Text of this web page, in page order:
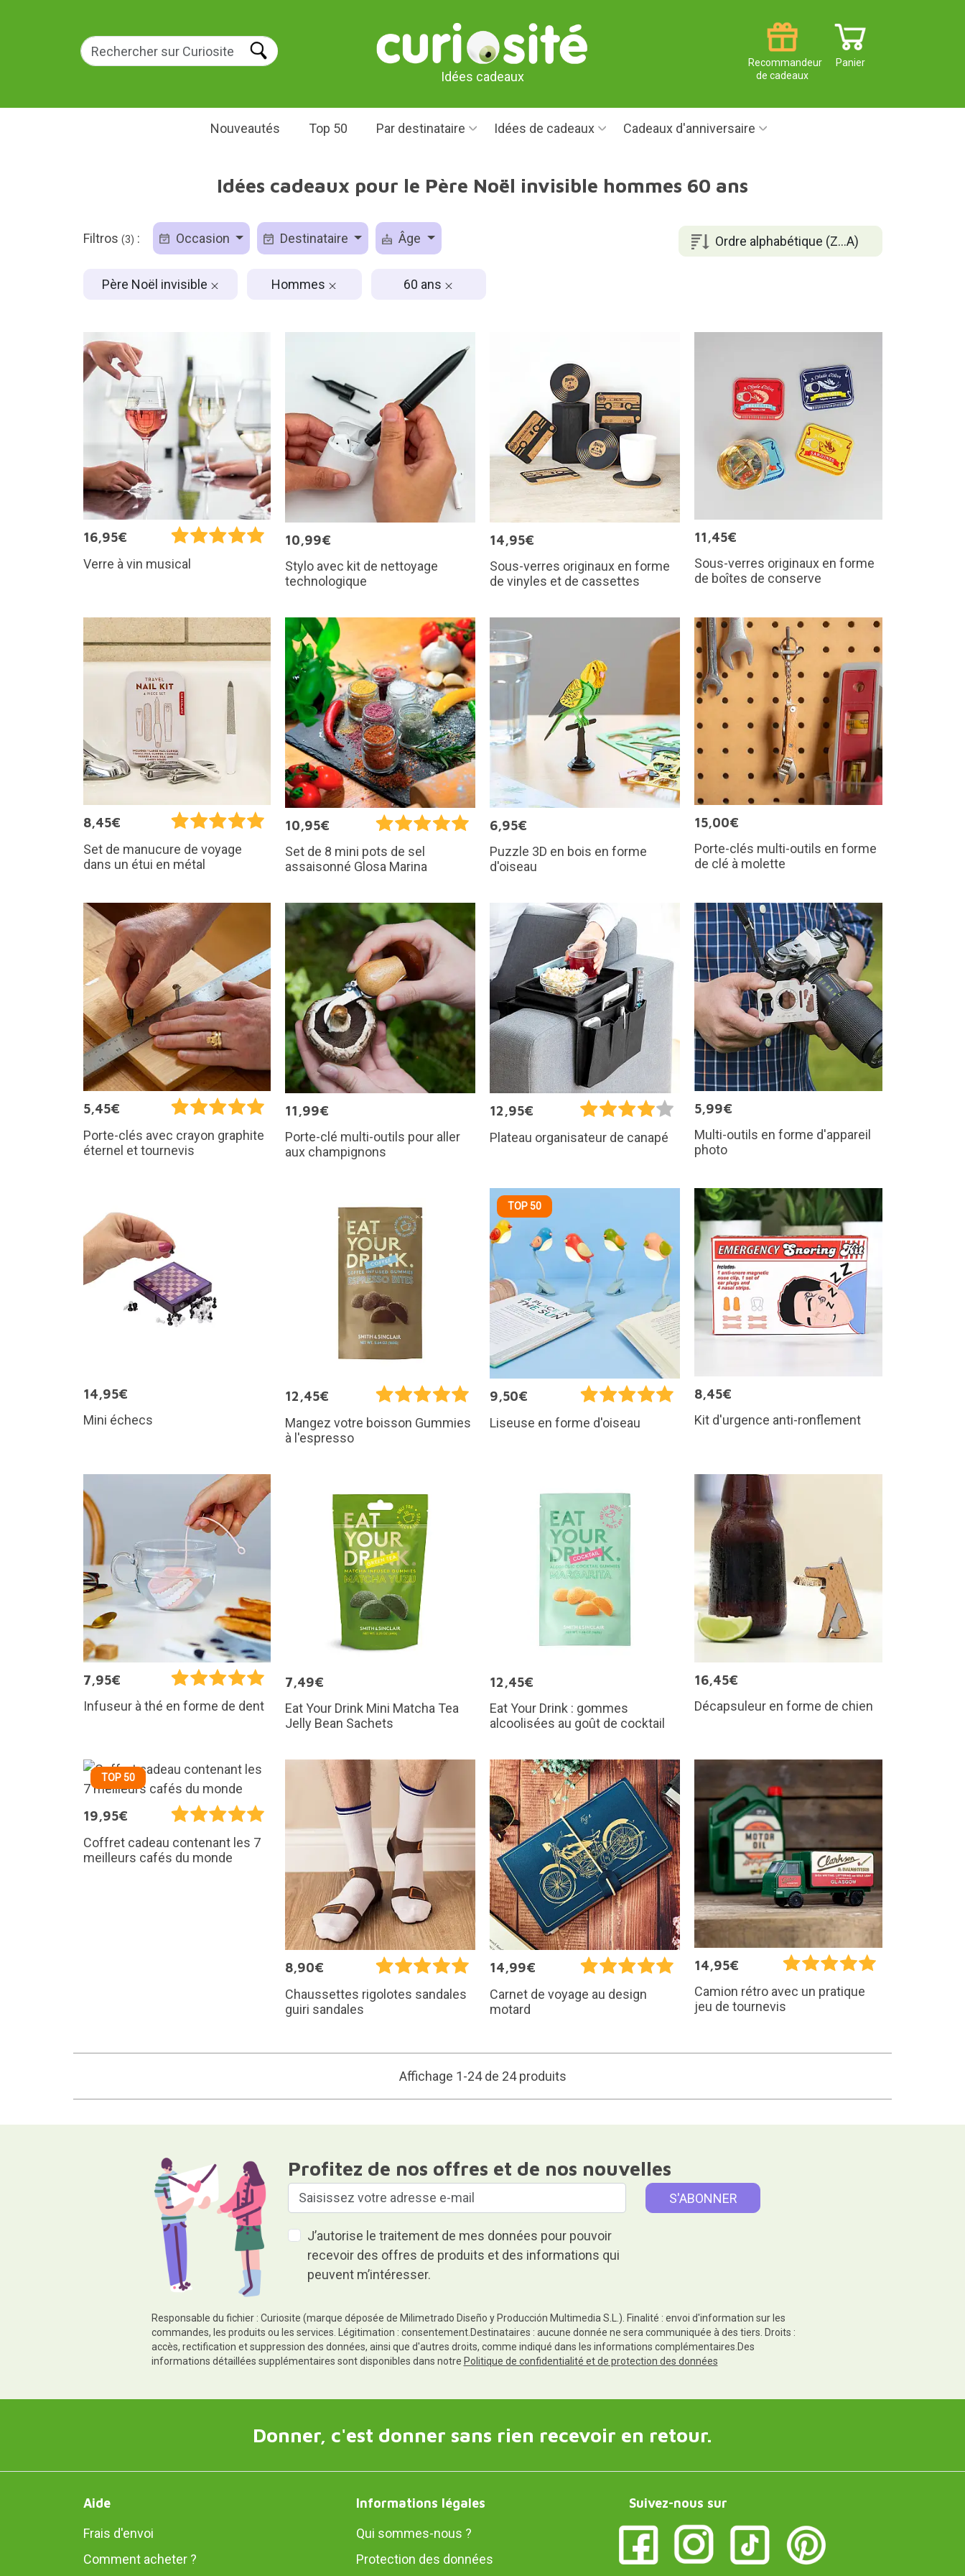
Idées cadeaux
Panier
Recommandeur
de cadeaux
Nouveautés Top 50 Par destinataire Idées de cadeaux Cadeaux d'anniversaire
Idées cadeaux pour le Père Noël invisible hommes 60 ans
Ordre alphabétique (Z...A)
Filtros (3) : Occasion Destinataire Âge
Père Noël invisible Hommes 60 ans
16,95€
Verre à vin musical
10,99€
Stylo avec kit de nettoyage
technologique
14,95€
Sous-verres originaux en forme
de vinyles et de cassettes
11,45€
Sous-verres originaux en forme
de boîtes de conserve
8,45€
Set de manucure de voyage
dans un étui en métal
10,95€
Set de 8 mini pots de sel
assaisonné Glosa Marina
6,95€
Puzzle 3D en bois en forme
d'oiseau
15,00€
Porte-clés multi-outils en forme
de clé à molette
5,45€
Porte-clés avec crayon graphite
éternel et tournevis
11,99€
Porte-clé multi-outils pour aller
aux champignons
12,95€
Plateau organisateur de canapé
5,99€
Multi-outils en forme d'appareil
photo
14,95€
Mini échecs
12,45€
Mangez votre boisson Gummies
à l'espresso
TOP 50
9,50€
Liseuse en forme d'oiseau
8,45€
Kit d'urgence anti-ronflement
7,95€
Infuseur à thé en forme de dent
7,49€
Eat Your Drink Mini Matcha Tea
Jelly Bean Sachets
12,45€
Eat Your Drink : gommes
alcoolisées au goût de cocktail
16,45€
Décapsuleur en forme de chien
TOP 50
19,95€
Coffret cadeau contenant les 7
meilleurs cafés du monde
8,90€
Chaussettes rigolotes sandales
guiri sandales
14,99€
Carnet de voyage au design
motard
14,95€
Camion rétro avec un pratique
jeu de tournevis
Affichage 1-24 de 24 produits
Profitez de nos offres et de nos nouvelles
J’autorise le traitement de mes données pour pouvoir
recevoir des offres de produits et des informations qui
peuvent m’intéresser.
Responsable du fichier : Curiosite (marque déposée de Milimetrado Diseño y Producción Multimedia S.L.). Finalité : envoi d'information sur les
commandes, les produits ou les services. Légitimation : consentement.Destinataires : aucune donnée ne sera communiquée à des tiers. Droits :
accès, rectification et suppression des données, ainsi que d'autres droits, comme indiqué dans les informations complémentaires.Des
informations détaillées supplémentaires sont disponibles dans notre Politique de confidentialité et de protection des données
Donner, c'est donner sans rien recevoir en retour.
Aide
Frais d'envoi
Comment acheter ?
Informations légales
Qui sommes-nous ?
Protection des données
Suivez-nous sur